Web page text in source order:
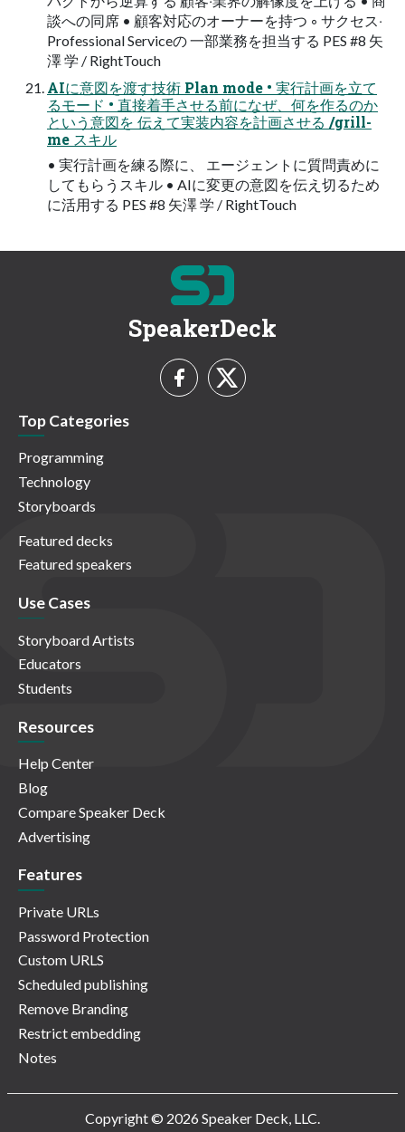
談への同席 • 顧客対応のオーナーを持つ ◦ サクセス‧
Professional Serviceの ⼀部業務を担当する PES #8 ⽮
澤 学 / RightTouch
AIに意図を渡す技術 Plan mode • 実⾏計画を⽴て
るモード • 直接着⼿させる前になぜ、何を作るのか
という意図を 伝えて実装内容を計画させる /grill-
me スキル
• 実⾏計画を練る際に、 エージェントに質問責めに
してもらうスキル • AIに変更の意図を伝え切るため
に活⽤する PES #8 ⽮澤 学 / RightTouch
SpeakerDeck
Top Categories
Programming
Technology
Storyboards
Featured decks
Featured speakers
Use Cases
Storyboard Artists
Educators
Students
Resources
Help Center
Blog
Compare Speaker Deck
Advertising
Features
Private URLs
Password Protection
Custom URLS
Scheduled publishing
Remove Branding
Restrict embedding
Notes
Copyright © 2026 Speaker Deck, LLC.